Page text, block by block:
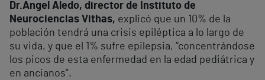
Dr.Angel Aledo, director de Instituto de
Neurociencias Vithas, explicó que un 10% de la
población tendrá una crisis epiléptica a lo largo de
su vida, y que el 1% sufre epilepsia, “concentrándose
los picos de esta enfermedad en la edad pediátrica y
en ancianos”.